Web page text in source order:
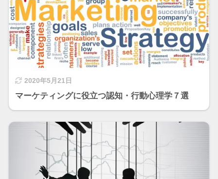
2020年5月21日
マーケティングに役立つ認知・行動心理学７選